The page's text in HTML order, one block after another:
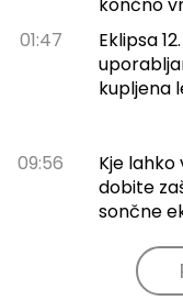
01:47
Eklipsa
kupljena
09:56
Kje
dobite
sončne